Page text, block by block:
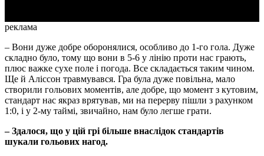
реклама
– Вони дуже добре оборонялися, особливо до 1-го гола. Дуже
складно було, тому що вони в 5-6 у лінію проти нас грають,
плюс важке сухе поле і погода. Все складається таким чином.
Ще й Аліссон травмувався. Гра була дуже повільна, мало
створили гольових моментів, але добре, що момент з кутовим,
стандарт нас якраз врятував, ми на перерву пішли з рахунком
1:0, і у 2-му таймі, звичайно, нам було легше грати.
– Здалося, що у цій грі більше внаслідок стандартів
шукали гольових нагод.